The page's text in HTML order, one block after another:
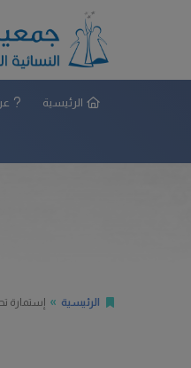
الرئيسية
الرئيسية إستمارة